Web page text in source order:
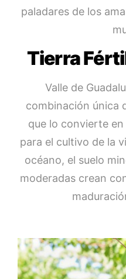
paladares de los
Tierra
Valle de
combinación única
que lo convierte
para el cultivo de la
océano, el suelo
moderadas crean